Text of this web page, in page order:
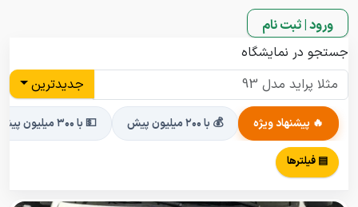
ورود | ثبت نام
جستجو در نمایشگاه
جدیدترین
🔥 پیشنهاد ویژه 💰 با ۲۰۰ میلیون پیش 💵 با ۳۰۰ میلیون پیش
▤ فیلترها